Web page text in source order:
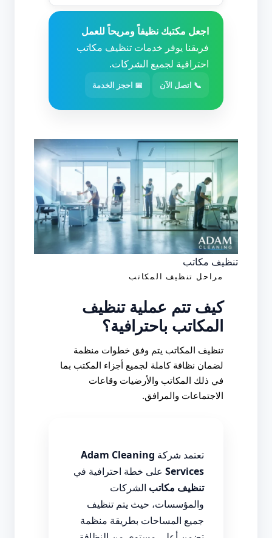
اجعل مكتبك نظيفاً ومريحاً للعمل
فريقنا يوفر خدمات تنظيف مكاتب
احترافية لجميع الشركات.
📞 اتصل الآن 📅 احجز الخدمة
تنظيف مكاتب
مراحل تنظيف المكاتب
كيف تتم عملية تنظيف
المكاتب باحترافية؟
تنظيف المكاتب يتم وفق خطوات منظمة
لضمان نظافة كاملة لجميع أجزاء المكتب بما
في ذلك المكاتب والأرضيات وقاعات
الاجتماعات والمرافق.
تعتمد شركة Adam Cleaning
Services على خطة احترافية في
تنظيف مكاتب الشركات
والمؤسسات، حيث يتم تنظيف
جميع المساحات بطريقة منظمة